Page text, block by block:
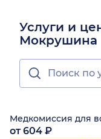
Услуги и
Мокрушина
Медкомиссия для
от 604 ₽